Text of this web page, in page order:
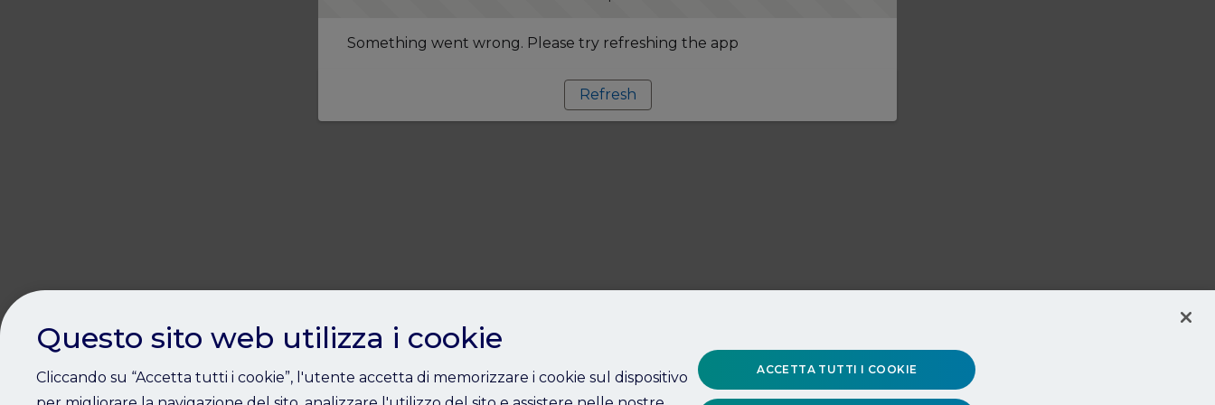
Something went wrong. Please try refreshing the app
Refresh
Questo sito web utilizza i cookie
Cliccando su “Accetta tutti i cookie”, l'utente accetta di memorizzare i cookie sul dispositivo
ACCETTA TUTTI I COOKIE